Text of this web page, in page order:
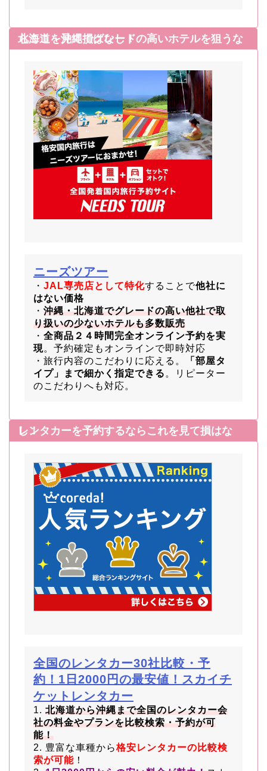
北海道・沖縄でグレードの高いホテルを狙うならここを見て損はなし！
ニーズツアー
・ JAL専売店として特化することで他社に
はない価格
・ 沖縄・北海道でグレードの高い他社で取
り扱いの少ないホテルも多数販売
・ 全商品２４時間完全オンライン予約を実
現。予約確定もオンラインで即時対応
・旅行内容のこだわりに応える。
「部屋タ
イプ」まで細かく指定できる 。リピーター
のこだわりへも対応。
レンタカーを予約するならこれを見て損はなし！
全国のレンタカー30社比較・予
約！1日2000円の最安値！スカイチ
ケットレンタカー
1. 北海道から沖縄まで全国のレンタカー会
社の料金やプランを比較検索・予約が可
能！
2. 豊富な車種から格安レンタカーの比較検
索が可能 ！